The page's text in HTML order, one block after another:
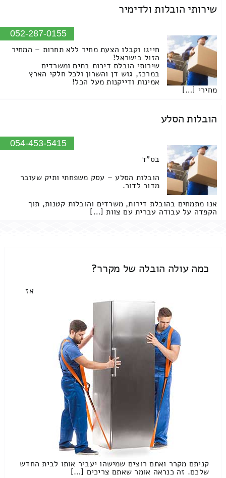
שירותי הובלות ולדימיר
052-287-0155
חייגו וקבלו הצעת מחיר ללא תחרות – המחיר
הזול בישראל!
שירותי הובלת דירות בתים ומשרדים
במרכז, גוש דן והשרון ולכל חלקי הארץ
אמינות ודייקנות מעל הכל!
מחירי […]
הובלות הסלע
054-453-5415
בס"ד
הובלות הסלע – עסק משפחתי ותיק שעובר
מדור לדור.
אנו מתמחים בהובלת דירות, משרדים והובלות קטנות, תוך
הקפדה על עבודה עברית עם צוות […]
כמה עולה הובלה של מקרר?
אז
קניתם מקרר ואתם רוצים שמישהו יעביר אותו לבית החדש
שלכם. זה כנראה אומר שאתם צריכים […]